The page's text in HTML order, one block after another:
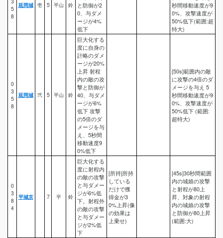
5
8
延岡城 壱 5 平山 鈴
と防御が2
0、与ダメ
ージが4%
低下
秒間移動速度が9
0%、攻撃速度が
50%低下(範囲:超
特大)
0
3
5
8
延岡城 弐 5 平山 鈴
巨大化する
度に自身の
計略のダメ
ージが20%
上昇 射程
内の敵の攻
撃と防御が
40、与ダメ
ージが6%
低下 攻撃
の5倍のダ
メージを与
え、5秒間
移動速度9
0%低下
[50s]範囲内の敵
に攻撃の4倍のダ
メージを与え 5
秒間移動速度が9
0%、攻撃速度が
50%低下 (範囲:
超特大)
0
3
8
4
平城京 7 平 鈴
巨大化する
度に射程内
の敵の攻撃
と与ダメー
ジが6%低
下。射程外
の敵の攻撃
と与ダメー
ジが2%低
下
[所持]所持
している
だけで獲
得金が3
0%上昇(像
の効果は
上乗せ)
[45s]30秒間範囲
内の城娘の攻撃
と射程が80上
昇、対象の射程
内の城娘の攻撃
と防御が80上昇
(範囲:大)